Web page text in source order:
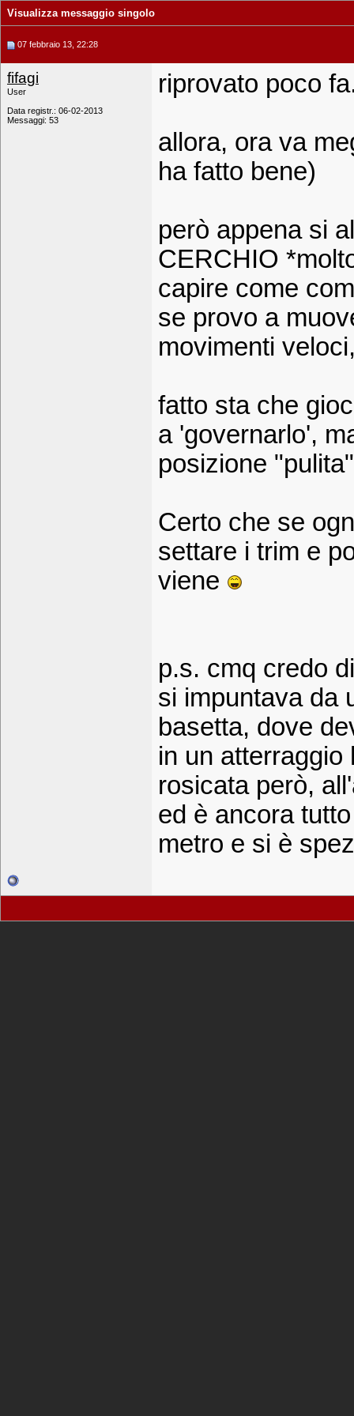
Visualizza messaggio singolo
07 febbraio 13, 22:28
fifagi
User
Data registr.: 06-02-2013
Messaggi: 53
riprovato poco
allora, ora va
ha fatto bene)
però appena si
CERCHIO
capire come
se provo a
movimenti
fatto sta che
a 'governarlo',
posizione
Certo che se
settare i trim e
viene
p.s. cmq credo
si impuntava da
basetta, dove
in un atterraggio
rosicata però,
ed è ancora
metro e si è